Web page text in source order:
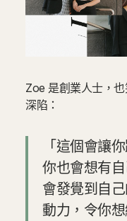
Zoe 是創業人士，
深陷：
「這個會讓
你也會想有
會發覺到自
動力，令你